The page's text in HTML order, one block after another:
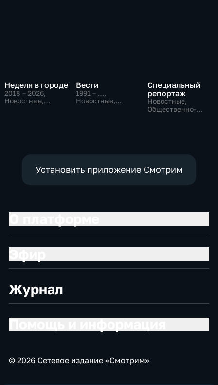
Неделя в городе
2018 – 2026,
Новостные,
Вести
1991 – …,
Новостные,
Специальный
репортаж
Новостные,
Общественно-
Установить приложение Смотрим
Журнал
© 2026 Сетевое издание «Смотрим»